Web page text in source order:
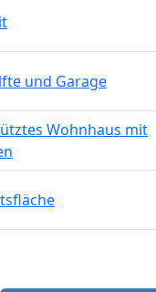
und Garage
Wohnhaus mit